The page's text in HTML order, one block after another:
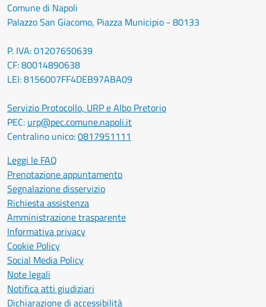
Comune di Napoli
Palazzo San Giacomo, Piazza Municipio - 80133
P. IVA: 01207650639
CF: 80014890638
LEI: 8156007FF4DEB97ABA09
Servizio Protocollo, URP e Albo Pretorio
PEC: urp@pec.comune.napoli.it
Centralino unico:0817951111
Leggi le FAQ
Prenotazione appuntamento
Segnalazione disservizio
Richiesta assistenza
Amministrazione trasparente
Informativa privacy
Cookie Policy
Social Media Policy
Note legali
Notifica atti giudiziari
Dichiarazione di accessibilità